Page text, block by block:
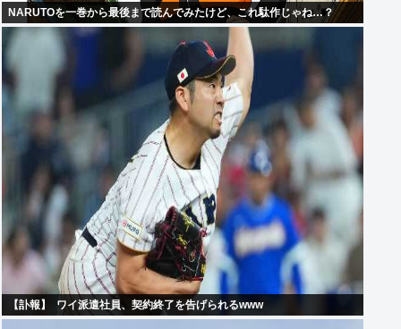
NARUTOを一巻から最後まで読んでみたけど、これ駄作じゃね…？
【訃報】 ‍ ワイ派遣社員、契約終了を告げられるwww